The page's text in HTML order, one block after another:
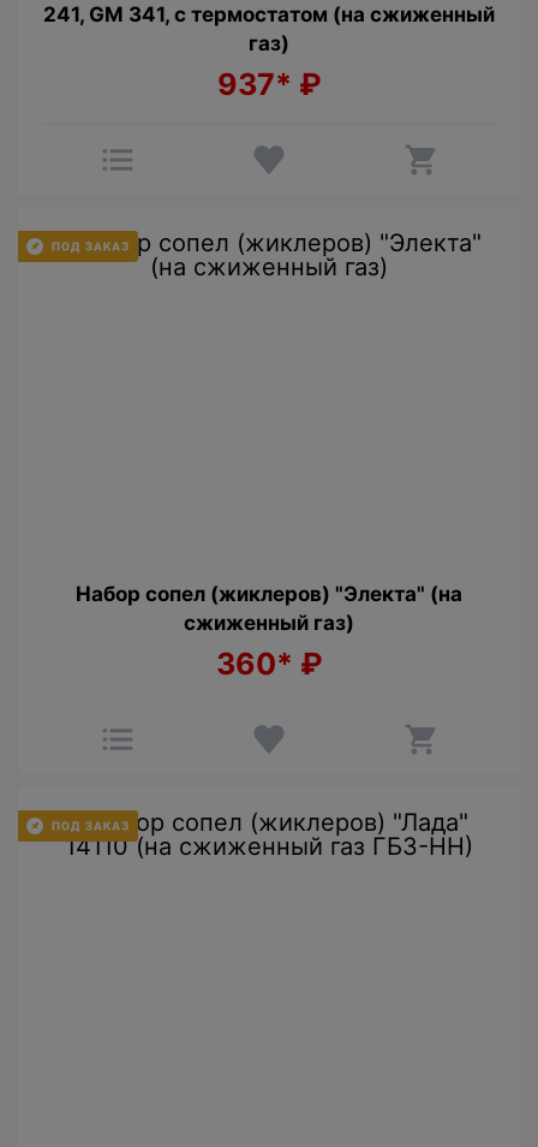
241, GM 341, с термостатом (на сжиженный
газ)
937* ₽
Набор сопел (жиклеров) "Электа" (на
сжиженный газ)
360* ₽